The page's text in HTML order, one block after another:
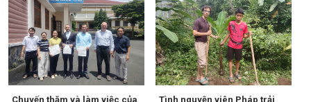
Chuyến thăm và làm việc của
Tình nguyện viên Pháp trải